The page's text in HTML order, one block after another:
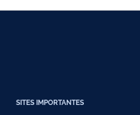
SITES IMPORTANTES